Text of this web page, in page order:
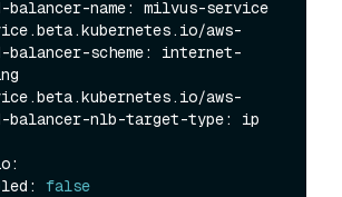
balancer-name: milvus-service
aws-
balancer-scheme: internet-
aws-
balancer-nlb-target-type: ip
false